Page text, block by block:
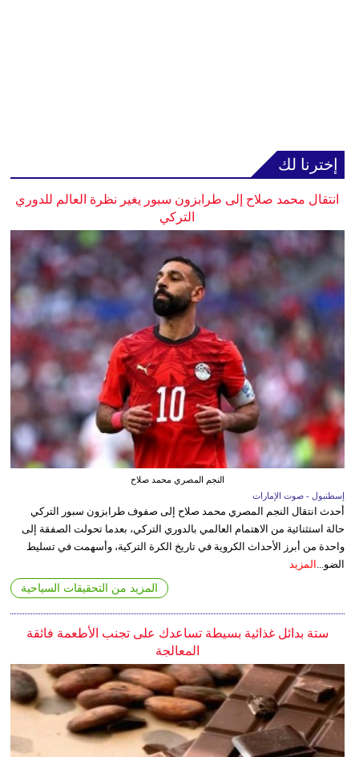
إخترنا لك
انتقال محمد صلاح إلى طرابزون سبور يغير نظرة العالم للدوري
التركي
النجم المصري محمد صلاح
إسطنبول - صوت الإمارات
أحدث انتقال النجم المصري محمد صلاح إلى صفوف طرابزون سبور التركي
حالة استثنائية من الاهتمام العالمي بالدوري التركي، بعدما تحولت الصفقة إلى
واحدة من أبرز الأحداث الكروية في تاريخ الكرة التركية، وأسهمت في تسليط
الضو... المزيد
المزيد من التحقيقات السياحية
ستة بدائل غذائية بسيطة تساعدك على تجنب الأطعمة فائقة
المعالجة